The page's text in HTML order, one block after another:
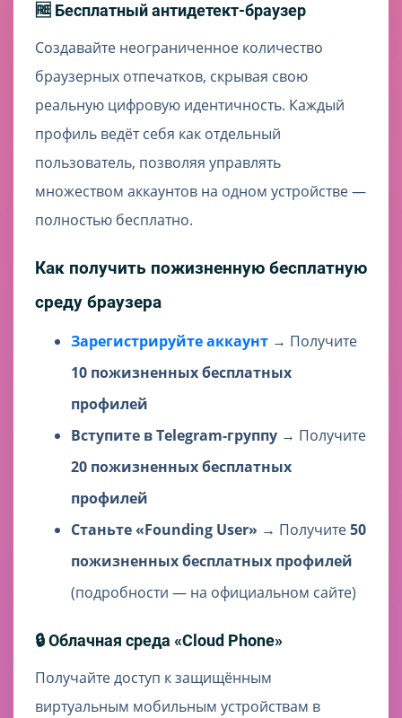
🆓 Бесплатный антидетект-браузер
Создавайте неограниченное количество
браузерных отпечатков, скрывая свою
реальную цифровую идентичность. Каждый
профиль ведёт себя как отдельный
пользователь, позволяя управлять
множеством аккаунтов на одном устройстве —
полностью бесплатно.
Как получить пожизненную бесплатную
среду браузера
Зарегистрируйте аккаунт → Получите
10 пожизненных бесплатных
профилей
Вступите в Telegram-группу → Получите
20 пожизненных бесплатных
профилей
Станьте «Founding User» → Получите50
пожизненных бесплатных профилей
(подробности — на официальном сайте)
🔒 Облачная среда «Cloud Phone»
Получайте доступ к защищённым
виртуальным мобильным устройствам в